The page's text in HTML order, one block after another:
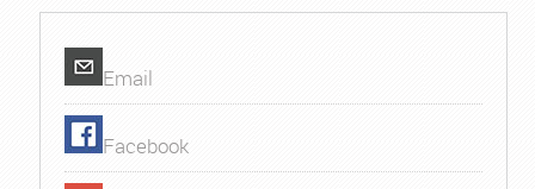
Email
Facebook